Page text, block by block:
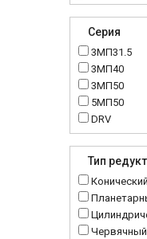
Серия
3МП31.5
3МП40
3МП50
5МП50
DRV
K..DR
MTC
NMRV
RC
Тип
Конический